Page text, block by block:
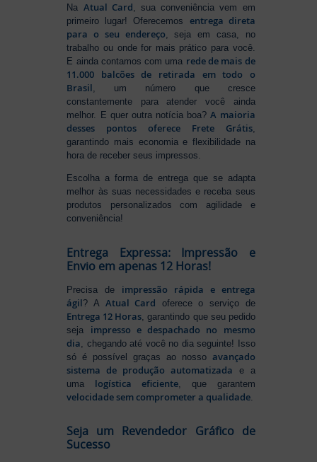
Na Atual Card, sua conveniência vem em
primeiro lugar! Oferecemos entrega direta
para o seu endereço, seja em casa, no
trabalho ou onde for mais prático para você.
E ainda contamos com uma rede de mais de
11.000 balcões de retirada em todo o
Brasil, um número que cresce
constantemente para atender você ainda
melhor. E quer outra notícia boa?A maioria
desses pontos oferece Frete Grátis,
garantindo mais economia e flexibilidade na
hora de receber seus impressos.
Escolha a forma de entrega que se adapta
melhor às suas necessidades e receba seus
produtos personalizados com agilidade e
conveniência!
Entrega Expressa: Impressão e
Envio em apenas 12 Horas!
Precisa de impressão rápida e entrega
ágil? A Atual Card oferece o serviço de
Entrega 12 Horas , garantindo que seu pedido
seja impresso e despachado no mesmo
dia , chegando até você no dia seguinte! Isso
só é possível graças ao nosso avançado
sistema de produção automatizada e a
uma logística eficiente , que garantem
velocidade sem comprometer a qualidade
Seja um Revendedor Gráfico de
Sucesso